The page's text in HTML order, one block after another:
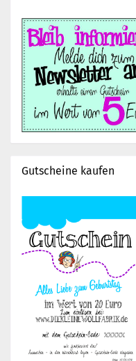
Gutscheine kaufen